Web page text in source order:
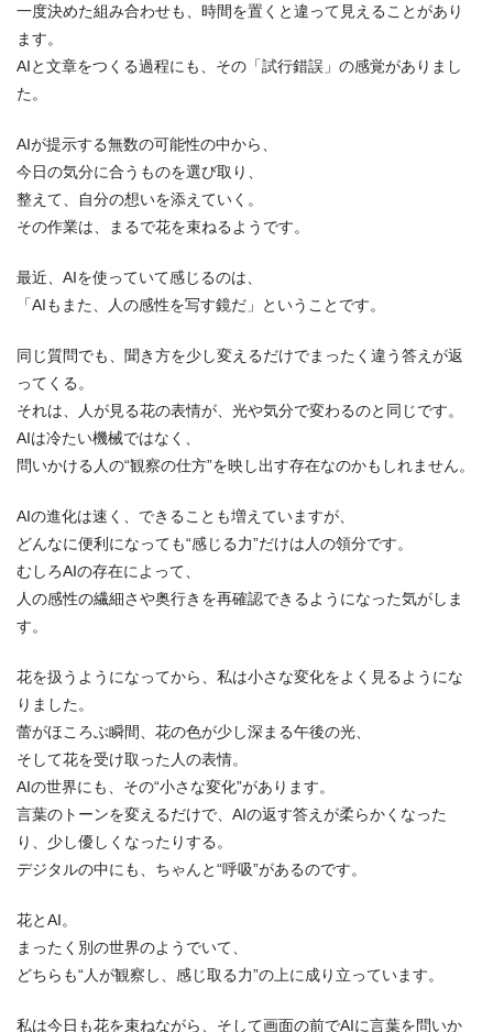
一度決めた組み合わせも、時間を置くと違って見えることがあり
ます。
AIと文章をつくる過程にも、その「試行錯誤」の感覚がありまし
た。
AIが提示する無数の可能性の中から、
今日の気分に合うものを選び取り、
整えて、自分の想いを添えていく。
その作業は、まるで花を束ねるようです。
最近、AIを使っていて感じるのは、
「AIもまた、人の感性を写す鏡だ」ということです。
同じ質問でも、聞き方を少し変えるだけでまったく違う答えが返
ってくる。
それは、人が見る花の表情が、光や気分で変わるのと同じです。
AIは冷たい機械ではなく、
問いかける人の“観察の仕方”を映し出す存在なのかもしれません。
AIの進化は速く、できることも増えていますが、
どんなに便利になっても“感じる力”だけは人の領分です。
むしろAIの存在によって、
人の感性の繊細さや奥行きを再確認できるようになった気がしま
す。
花を扱うようになってから、私は小さな変化をよく見るようにな
りました。
蕾がほころぶ瞬間、花の色が少し深まる午後の光、
そして花を受け取った人の表情。
AIの世界にも、その“小さな変化”があります。
言葉のトーンを変えるだけで、AIの返す答えが柔らかくなった
り、少し優しくなったりする。
デジタルの中にも、ちゃんと“呼吸”があるのです。
花とAI。
まったく別の世界のようでいて、
どちらも“人が観察し、感じ取る力”の上に成り立っています。
私は今日も花を束ねながら、そして画面の前でAIに言葉を問いか